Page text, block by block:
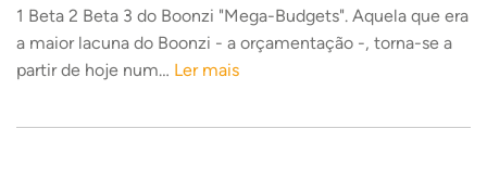
1 Beta 2 Beta 3 do Boonzi "Mega-Budgets". Aquela que era
a maior lacuna do Boonzi - a orçamentação -, torna-se a
partir de hoje num… Ler mais